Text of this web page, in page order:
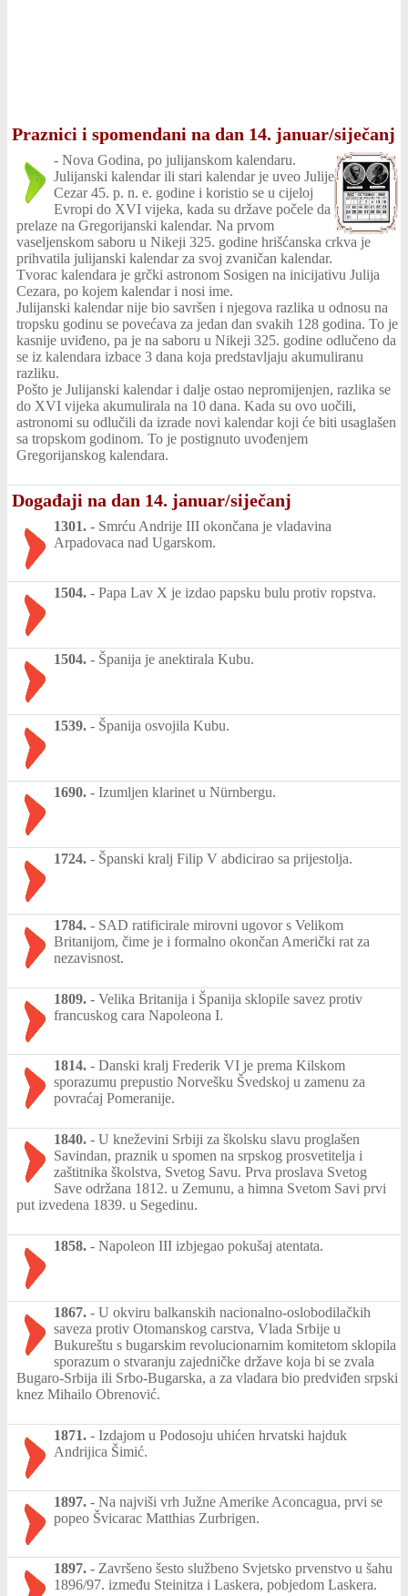
Praznici i spomendani na dan 14. januar/siječanj
- Nova Godina, po julijanskom kalendaru.
Julijanski kalendar ili stari kalendar je uveo Julije
Cezar 45. p. n. e. godine i koristio se u cijeloj
Evropi do XVI vijeka, kada su države počele da
prelaze na Gregorijanski kalendar. Na prvom
vaseljenskom saboru u Nikeji 325. godine hrišćanska crkva je
prihvatila julijanski kalendar za svoj zvaničan kalendar.
Tvorac kalendara je grčki astronom Sosigen na inicijativu Julija
Cezara, po kojem kalendar i nosi ime.
Julijanski kalendar nije bio savršen i njegova razlika u odnosu na
tropsku godinu se povećava za jedan dan svakih 128 godina. To je
kasnije uviđeno, pa je na saboru u Nikeji 325. godine odlučeno da
se iz kalendara izbace 3 dana koja predstavljaju akumuliranu
razliku.
Pošto je Julijanski kalendar i dalje ostao nepromijenjen, razlika se
do XVI vijeka akumulirala na 10 dana. Kada su ovo uočili,
astronomi su odlučili da izrade novi kalendar koji će biti usaglašen
sa tropskom godinom. To je postignuto uvođenjem
Gregorijanskog kalendara.
Događaji na dan 14. januar/siječanj
1301. - Smrću Andrije III okončana je vladavina
Arpadovaca nad Ugarskom.
1504. - Papa Lav X je izdao papsku bulu protiv ropstva.
1504. - Španija je anektirala Kubu.
1539. - Španija osvojila Kubu.
1690. - Izumljen klarinet u Nürnbergu.
1724. - Španski kralj Filip V abdicirao sa prijestolja.
1784. - SAD ratificirale mirovni ugovor s Velikom
Britanijom, čime je i formalno okončan Američki rat za
nezavisnost.
1809. - Velika Britanija i Španija sklopile savez protiv
francuskog cara Napoleona I.
1814. - Danski kralj Frederik VI je prema Kilskom
sporazumu prepustio Norvešku Švedskoj u zamenu za
povraćaj Pomeranije.
1840. - U kneževini Srbiji za školsku slavu proglašen
Savindan, praznik u spomen na srpskog prosvetitelja i
zaštitnika školstva, Svetog Savu. Prva proslava Svetog
Save održana 1812. u Zemunu, a himna Svetom Savi prvi
put izvedena 1839. u Segedinu.
1858. - Napoleon III izbjegao pokušaj atentata.
1867. - U okviru balkanskih nacionalno-oslobodilačkih
saveza protiv Otomanskog carstva, Vlada Srbije u
Bukureštu s bugarskim revolucionarnim komitetom sklopila
sporazum o stvaranju zajedničke države koja bi se zvala
Bugaro-Srbija ili Srbo-Bugarska, a za vladara bio predviđen srpski
knez Mihailo Obrenović.
1871. - Izdajom u Podosoju uhićen hrvatski hajduk
Andrijica Šimić.
1897. - Na najviši vrh Južne Amerike Aconcagua, prvi se
popeo Švicarac Matthias Zurbrigen.
1897. - Završeno šesto službeno Svjetsko prvenstvo u šahu
1896/97. između Steinitza i Laskera, pobjedom Laskera.